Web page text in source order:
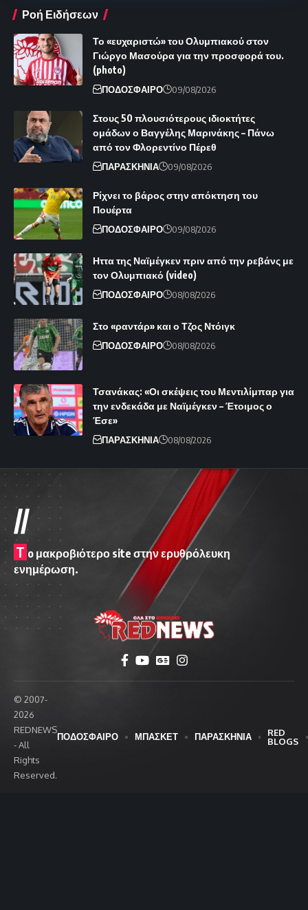
Ροή Ειδήσεων
Το «ευχαριστώ» του Ολυμπιακού στον
Γιώργο Μασούρα για την προσφορά του.
(photo)
ΠΟΔΟΣΦΑΙΡΟ 09/08/2026
Στους 50 πλουσιότερους ιδιοκτήτες
ομάδων ο Βαγγέλης Μαρινάκης – Πάνω
από τον Φλορεντίνο Πέρεθ
ΠΑΡΑΣΚΗΝΙΑ 09/08/2026
Ρίχνει το βάρος στην απόκτηση του
Πουέρτα
ΠΟΔΟΣΦΑΙΡΟ 09/08/2026
Ηττα της Ναϊμέγκεν πριν από την ρεβάνς με
τον Ολυμπιακό (video)
ΠΟΔΟΣΦΑΙΡΟ 08/08/2026
Στο «ραντάρ» και ο Τζος Ντόιγκ
ΠΟΔΟΣΦΑΙΡΟ 08/08/2026
Τσανάκας: «Οι σκέψεις του Μεντιλίμπαρ για
την ενδεκάδα με Ναϊμέγκεν – Έτοιμος ο
Έσε»
ΠΑΡΑΣΚΗΝΙΑ 08/08/2026
//
T o μακροβιότερο site στην ερυθρόλευκη
ενημέρωση.
© 2007-
2026
REDNEWS
- All
Rights
Reserved.
ΠΟΔΟΣΦΑΙΡΟ ΜΠΑΣΚΕΤ ΠΑΡΑΣΚΗΝΙΑ
RED
BLOGS